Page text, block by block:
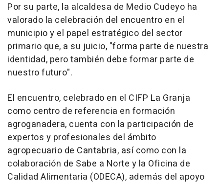
Por su parte, la alcaldesa de Medio Cudeyo ha
valorado la celebración del encuentro en el
municipio y el papel estratégico del sector
primario que, a su juicio, "forma parte de nuestra
identidad, pero también debe formar parte de
nuestro futuro".
El encuentro, celebrado en el CIFP La Granja
como centro de referencia en formación
agroganadera, cuenta con la participación de
expertos y profesionales del ámbito
agropecuario de Cantabria, así como con la
colaboración de Sabe a Norte y la Oficina de
Calidad Alimentaria (ODECA), además del apoyo